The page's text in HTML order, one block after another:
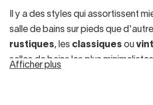
Il y a des styles qui assortissent
salle de bains sur pieds que
rustiques, les classiques ou
salles de bains les plus
Afficher plus